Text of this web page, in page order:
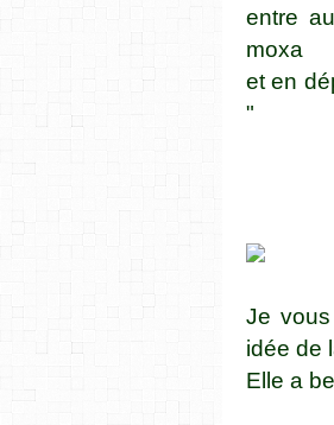
entre
moxa
et en
"
Je
idée de
Elle a